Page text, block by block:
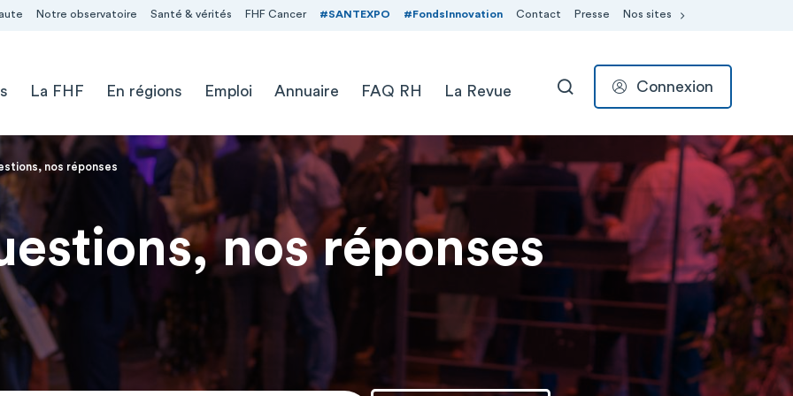
Notre observatoire Santé & vérités FHF Cancer #SANTEXPO #FondsInnovation Contact Presse Nos sites
La FHF En régions Emploi Annuaire FAQ RH La Revue RECHERCHER
Connexion
nos réponses
nos réponses